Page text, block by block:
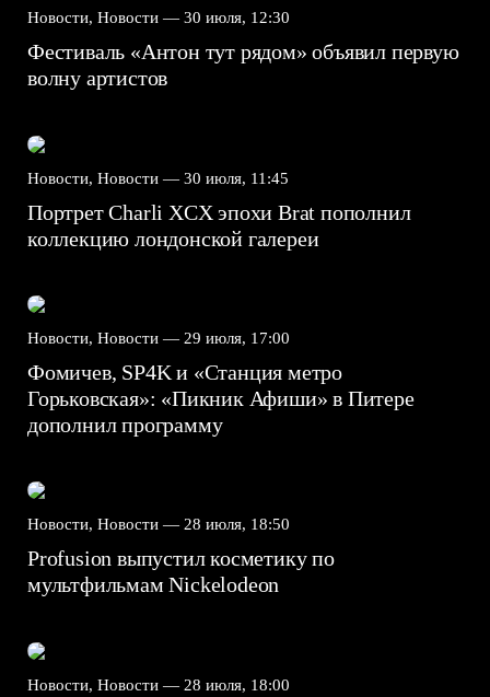
Новости, Новости — 30 июля, 12:30
Фестиваль «Антон тут рядом» объявил первую
волну артистов
Новости, Новости — 30 июля, 11:45
Портрет Charli XCX эпохи Brat пополнил
коллекцию лондонской галереи
Новости, Новости — 29 июля, 17:00
Фомичев, SP4K и «Станция метро
Горьковская»: «Пикник Афиши» в Питере
дополнил программу
Новости, Новости — 28 июля, 18:50
Profusion выпустил косметику по
мультфильмам Nickelodeon
Новости, Новости — 28 июля, 18:00